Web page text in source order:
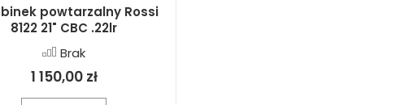
powtarzalny Rossi
8122 21" CBC .22lr
Brak
1 150,00 zł